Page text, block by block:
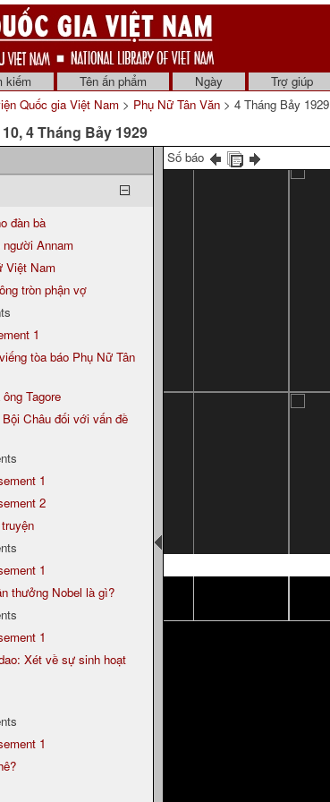
kiếm Tên ấn phẩm Ngày
Trợ giúp
Quốc gia Việt Nam > Phụ Nữ Tân Văn > 4 Tháng Bảy 1929
4 Tháng Bảy 1929
đàn bà
người Annam
Việt Nam
tròn phận vợ
1
tòa báo Phụ Nữ Tân
Tagore
Châu đối với vấn đề
1
2
1
thưởng Nobel là gì?
1
Xét về sự sinh hoạt
1
Số báo